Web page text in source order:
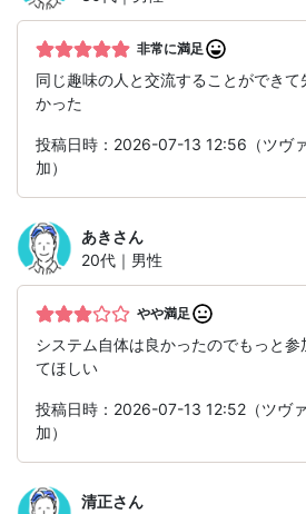
非常に満足
同じ趣味の人と交流することができ
かった
投稿日時：2026-07-13 12:56（ツヴ
加）
あきさん
20代｜男性
やや満足
システム自体は良かったのでもっと参
てほしい
投稿日時：2026-07-13 12:52（ツヴ
加）
清正さん